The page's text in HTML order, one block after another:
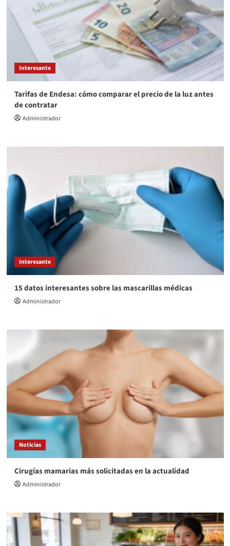
Interesante
Tarifas de Endesa: cómo comparar el precio de la luz antes
de contratar
Administrador
Interesante
15 datos interesantes sobre las mascarillas médicas
Administrador
Noticias
Cirugías mamarias más solicitadas en la actualidad
Administrador